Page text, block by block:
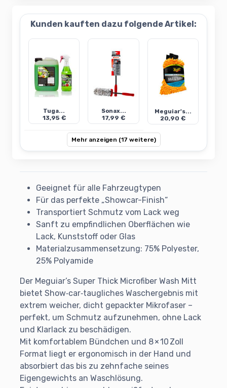
Kunden kauften dazu folgende Artikel:
Tuga...
13,95 €
Sonax...
17,99 €
Meguiar's...
20,90 €
Mehr anzeigen (17 weitere)
Geeignet für alle Fahrzeugtypen
Für das perfekte „Showcar-Finish“
Transportiert Schmutz vom Lack weg
Sanft zu empfindlichen Oberflächen wie
Lack, Kunststoff oder Glas
Materialzusammensetzung: 75% Polyester,
25% Polyamide
Der Meguiar’s Super Thick Microfiber Wash Mitt
bietet Show‑car‑taugliches Waschergebnis mit
extrem weicher, dicht gepackter Mikrofaser –
perfekt, um Schmutz aufzunehmen, ohne Lack
und Klarlack zu beschädigen.
Mit komfortablem Bündchen und 8 × 10 Zoll
Format liegt er ergonomisch in der Hand und
absorbiert das bis zu zehnfache seines
Eigengewichts an Waschlösung.